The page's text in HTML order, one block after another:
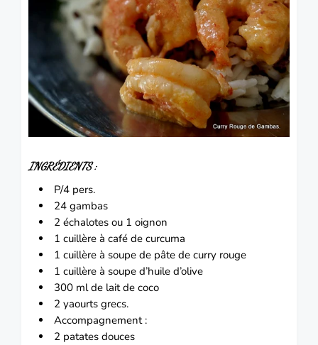
INGRÉDIENTS :
P/4 pers.
24 gambas
2 échalotes ou 1 oignon
1 cuillère à café de curcuma
1 cuillère à soupe de pâte de curry rouge
1 cuillère à soupe d’huile d’olive
300 ml de lait de coco
2 yaourts grecs.
Accompagnement :
2 patates douces